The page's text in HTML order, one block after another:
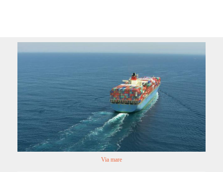
Via mare